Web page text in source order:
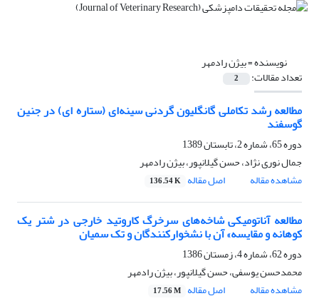
نویسنده =بیژن رادمهر
تعداد مقالات: 2
مطالعه رشد تکاملی گانگلیون گردنی سینه‌ای (ستاره ای)‌ ‌در جنین
گوسفند
دوره 65، شماره 2، تابستان 1389
جمال نوری نژاد، حسن گیلانپور، بیژن رادمهر
مشاهده مقاله
اصل مقاله 136.54 K
مطالعه آناتومیکی شاخه‌های سرخرگ کاروتید خارجی در شتر یک
کوهانه و مقایسه» آن با نشخوارکنندگان و تک سمیان
دوره 62، شماره 4، زمستان 1386
محمدحسن یوسفی، حسن گیلانپور، بیژن رادمهر
مشاهده مقاله
اصل مقاله 17.56 M